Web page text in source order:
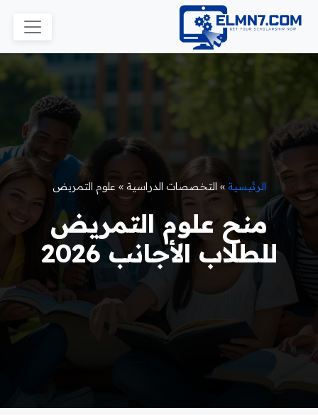
الرئيسية» التخصصات الدراسية » علوم التمريض
منح علوم التمريض
للطلاب الأجانب 2026